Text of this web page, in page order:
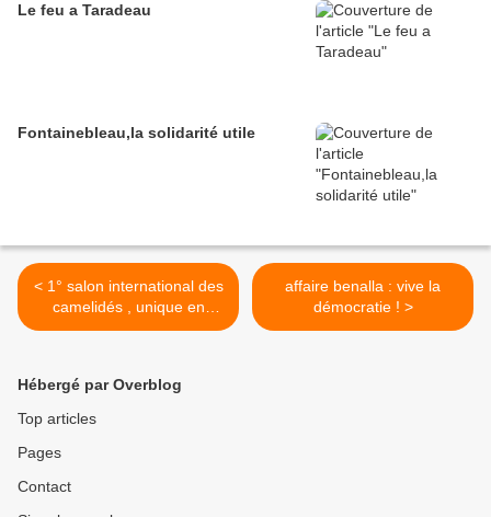
Le feu a Taradeau
Fontainebleau,la solidarité utile
< 1° salon international des
camelidés , unique en
france et une réalité qui
affaire benalla : vive la
démocratie ! >
Hébergé par Overblog
Top articles
Pages
Contact